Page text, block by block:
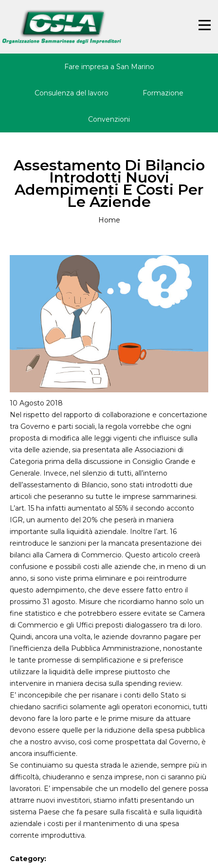
navigation
☰
Fare impresa a San Marino
Consulenza del lavoro Formazione
Convenzioni
Assestamento Di Bilancio
Introdotti Nuovi
Adempimenti E Costi Per
Le Aziende
sei
Home
10 Agosto 2018
Nel rispetto del rapporto di collaborazione e concertazione
tra Governo e parti sociali, la regola vorrebbe che ogni
proposta di modifica alle leggi vigenti che influisce sulla
vita delle aziende, sia presentata alle Associazioni di
Categoria prima della discussione in Consiglio Grande e
Generale. Invece, nel silenzio di tutti, all’interno
dell’assestamento di Bilancio, sono stati introdotti due
articoli che peseranno su tutte le imprese sammarinesi.
L’art. 15 ha infatti aumentato al 55% il secondo acconto
IGR, un aumento del 20% che peserà in maniera
importante sulla liquidità aziendale. Inoltre l’art. 16
reintroduce le sanzioni per la mancata presentazione dei
bilanci alla Camera di Commercio. Questo articolo creerà
confusione e possibili costi alle aziende che, in meno di un
anno, si sono viste prima eliminare e poi reintrodurre
questo adempimento, che deve essere fatto entro il
prossimo 31 agosto. Misure che ricordiamo hanno solo un
fine statistico e che potrebbero essere evitate se Camera
di Commercio e gli Uffici preposti dialogassero tra di loro.
Quindi, ancora una volta, le aziende dovranno pagare per
l’inefficienza della Pubblica Amministrazione, nonostante
le tante promesse di semplificazione e si preferisce
utilizzare la liquidità delle imprese piuttosto che
intervenire in maniera decisa sulla spending review.
E’ inconcepibile che per risanare i conti dello Stato si
chiedano sacrifici solamente agli operatori economici, tutti
devono fare la loro parte e le prime misure da attuare
devono essere quelle per la riduzione della spesa pubblica
che a nostro avviso, così come prospettata dal Governo, è
ancora insufficiente.
Se continuiamo su questa strada le aziende, sempre più in
difficoltà, chiuderanno e senza imprese, non ci saranno più
lavoratori. E’ impensabile che un modello del genere possa
attrarre nuovi investitori, stiamo infatti presentando un
sistema Paese che fa pesare sulla fiscalità e sulla liquidità
aziendale i costi per il mantenimento di una spesa
corrente improduttiva.
Category: